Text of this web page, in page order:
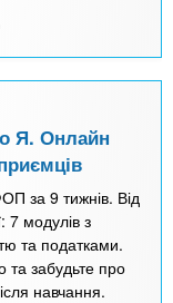
Я. Онлайн
за 9 тижнів. Від
7 модулів з
та податками.
та забудьте про
навчання.